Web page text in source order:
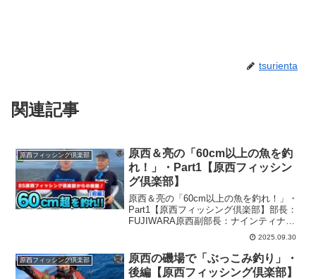
tsurienta
関連記事
原西フィッシング倶楽部
原西＆亮の「60cm以上の魚を釣
れ！」・Part1【原西フィッシン
グ倶楽部】
原西＆亮の「60cm以上の魚を釣れ！」・
Part1【原西フィッシング倶楽部】部長：
FUJIWARA原西副部長：ナインティナイ
ン岡村部員：田村亮の３人で構成され
た、プライベート感満載のユル～い釣り
番組です今回の最新釣り動画は『原西＆
亮の「60...
2025.09.30
原西フィッシング倶楽部
原西の磯場で「ぶっこみ釣り」・
後編【原西フィッシング倶楽部】